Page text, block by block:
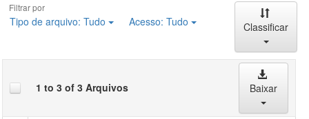
Filtrar por
Tipo de arquivo: Tudo Acesso: Tudo Classificar
1 to 3 of 3 Arquivos Baixar